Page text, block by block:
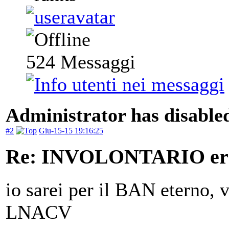
524 Messaggi
Administrator has
#2 Giu-15-15 19:16:25
Re: INVOLONTARIO
io sarei per il BAN eterno,
LNACV